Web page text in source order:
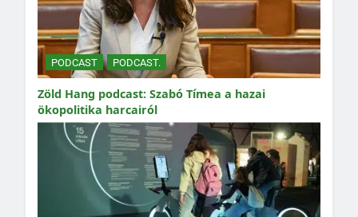
PODCAST PODCAST.
Zöld Hang podcast: Szabó Tímea a hazai
ökopolitika harcairól